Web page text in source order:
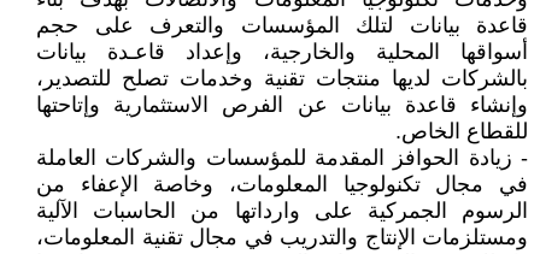
قاعدة بيانات لتلك المؤسسات والتعرف على حجم
أسواقها المحلية والخارجية، وإعداد قاعـدة بيانات
بالشركات لديها منتجات تقنية وخدمات تصلح للتصدير،
وإنشاء قاعدة بيانات عن الفرص الاستثمارية وإتاحتها
للقطاع الخاص.
- زيادة الحوافز المقدمة للمؤسسات والشركات العاملة
في مجال تكنولوجيا المعلومات، وخاصة الإعفاء من
الرسوم الجمركية على وارداتها من الحاسبات الآلية
ومستلزمات الإنتاج والتدريب في مجال تقنية المعلومات،